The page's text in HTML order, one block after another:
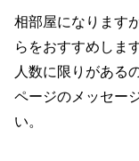
相部屋になります
らをおすすめします
人数に限りがある
ページのメッセー
い。